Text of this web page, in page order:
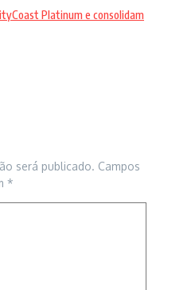
Platinum e consolidam
será publicado. Campos
*